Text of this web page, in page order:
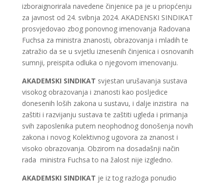
izboraignorirala navedene činjenice pa je u priopćenju
za javnost od 24. svibnja 2024. AKADENSKI SINDIKAT
prosvjedovao zbog ponovnog imenovanja Radovana
Fuchsa za ministra znanosti, obrazovanja i mladih te
zatražio da se u svjetlu iznesenih činjenica i osnovanih
sumnji, preispita odluka o njegovom imenovanju.
AKADEMSKI SINDIKAT svjestan urušavanja sustava
visokog obrazovanja i znanosti kao posljedice
donesenih loših zakona u sustavu, i dalje inzistira na
zaštiti i razvijanju sustava te zaštiti ugleda i primanja
svih zaposlenika putem neophodnog donošenja novih
zakona i novog Kolektivnog ugovora za znanost i
visoko obrazovanja. Obzirom na dosadašnji način
rada ministra Fuchsa to na žalost nije izgledno.
AKADEMSKI SINDIKAT je iz tog razloga ponudio